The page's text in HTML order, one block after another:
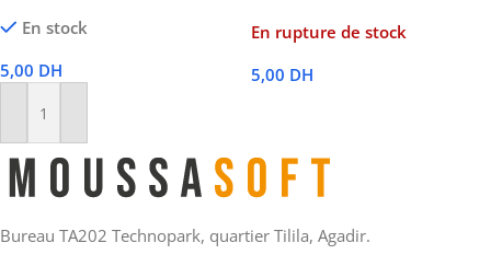
En stock
5,00 DH
Ajouter Au Panier
En rupture de stock
5,00 DH
Bureau TA202 Technopark, quartier Tilila, Agadir.